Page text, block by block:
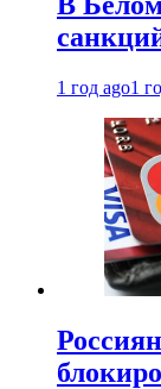
1 год ago1